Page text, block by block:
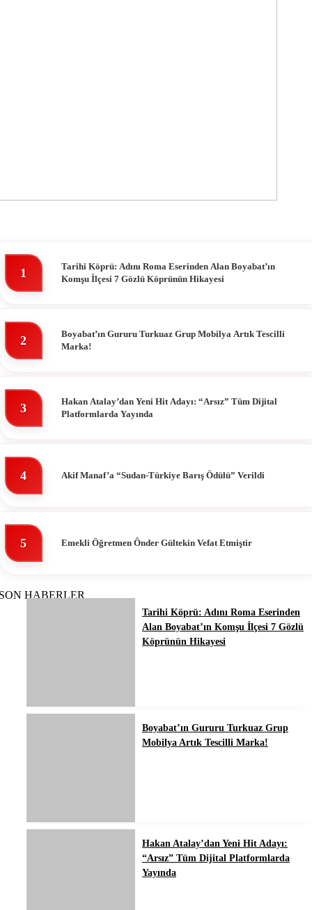
1
Tarihi Köprü: Adını Roma Eserinden Alan Boyabat’ın
Komşu İlçesi 7 Gözlü Köprünün Hikayesi
2
Boyabat’ın Gururu Turkuaz Grup Mobilya Artık Tescilli
Marka!
3
Hakan Atalay’dan Yeni Hit Adayı: “Arsız” Tüm Dijital
Platformlarda Yayında
4 Akif Manaf’a “Sudan-Türkiye Barış Ödülü” Verildi
5 Emekli Öğretmen Ônder Gültekin Vefat Etmiştir
HABERLER
Tarihi Köprü: Adını Roma Eserinden
Alan Boyabat’ın Komşu İlçesi 7 Gözlü
Köprünün Hikayesi
Boyabat’ın Gururu Turkuaz Grup
Mobilya Artık Tescilli Marka!
Hakan Atalay’dan Yeni Hit Adayı:
“Arsız” Tüm Dijital Platformlarda
Yayında